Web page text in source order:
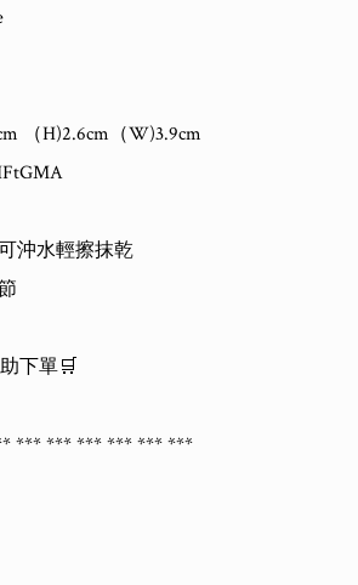
（H)2.6cm（W)3.9cm
沖水輕擦抹乾
下單🛒
*** *** *** *** *** ***